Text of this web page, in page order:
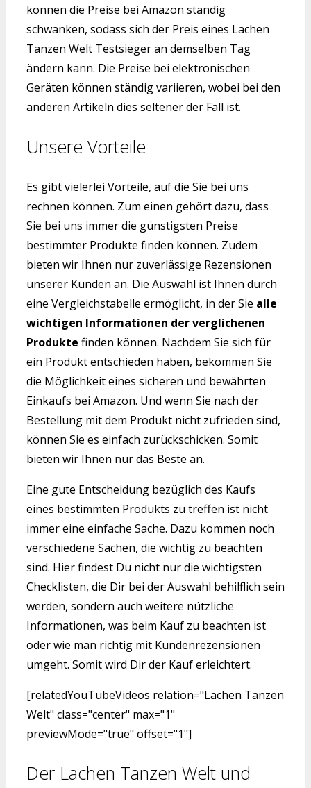
können die Preise bei Amazon ständig
schwanken, sodass sich der Preis eines Lachen
Tanzen Welt Testsieger an demselben Tag
ändern kann. Die Preise bei elektronischen
Geräten können ständig variieren, wobei bei den
anderen Artikeln dies seltener der Fall ist.
Unsere Vorteile
Es gibt vielerlei Vorteile, auf die Sie bei uns
rechnen können. Zum einen gehört dazu, dass
Sie bei uns immer die günstigsten Preise
bestimmter Produkte finden können. Zudem
bieten wir Ihnen nur zuverlässige Rezensionen
unserer Kunden an. Die Auswahl ist Ihnen durch
eine Vergleichstabelle ermöglicht, in der Sie alle
wichtigen Informationen der verglichenen
Produkte finden können. Nachdem Sie sich für
ein Produkt entschieden haben, bekommen Sie
die Möglichkeit eines sicheren und bewährten
Einkaufs bei Amazon. Und wenn Sie nach der
Bestellung mit dem Produkt nicht zufrieden sind,
können Sie es einfach zurückschicken. Somit
bieten wir Ihnen nur das Beste an.
Eine gute Entscheidung bezüglich des Kaufs
eines bestimmten Produkts zu treffen ist nicht
immer eine einfache Sache. Dazu kommen noch
verschiedene Sachen, die wichtig zu beachten
sind. Hier findest Du nicht nur die wichtigsten
Checklisten, die Dir bei der Auswahl behilflich sein
werden, sondern auch weitere nützliche
Informationen, was beim Kauf zu beachten ist
oder wie man richtig mit Kundenrezensionen
umgeht. Somit wird Dir der Kauf erleichtert.
[relatedYouTubeVideos relation="Lachen Tanzen
Welt" class="center" max="1"
previewMode="true" offset="1"]
Der Lachen Tanzen Welt und